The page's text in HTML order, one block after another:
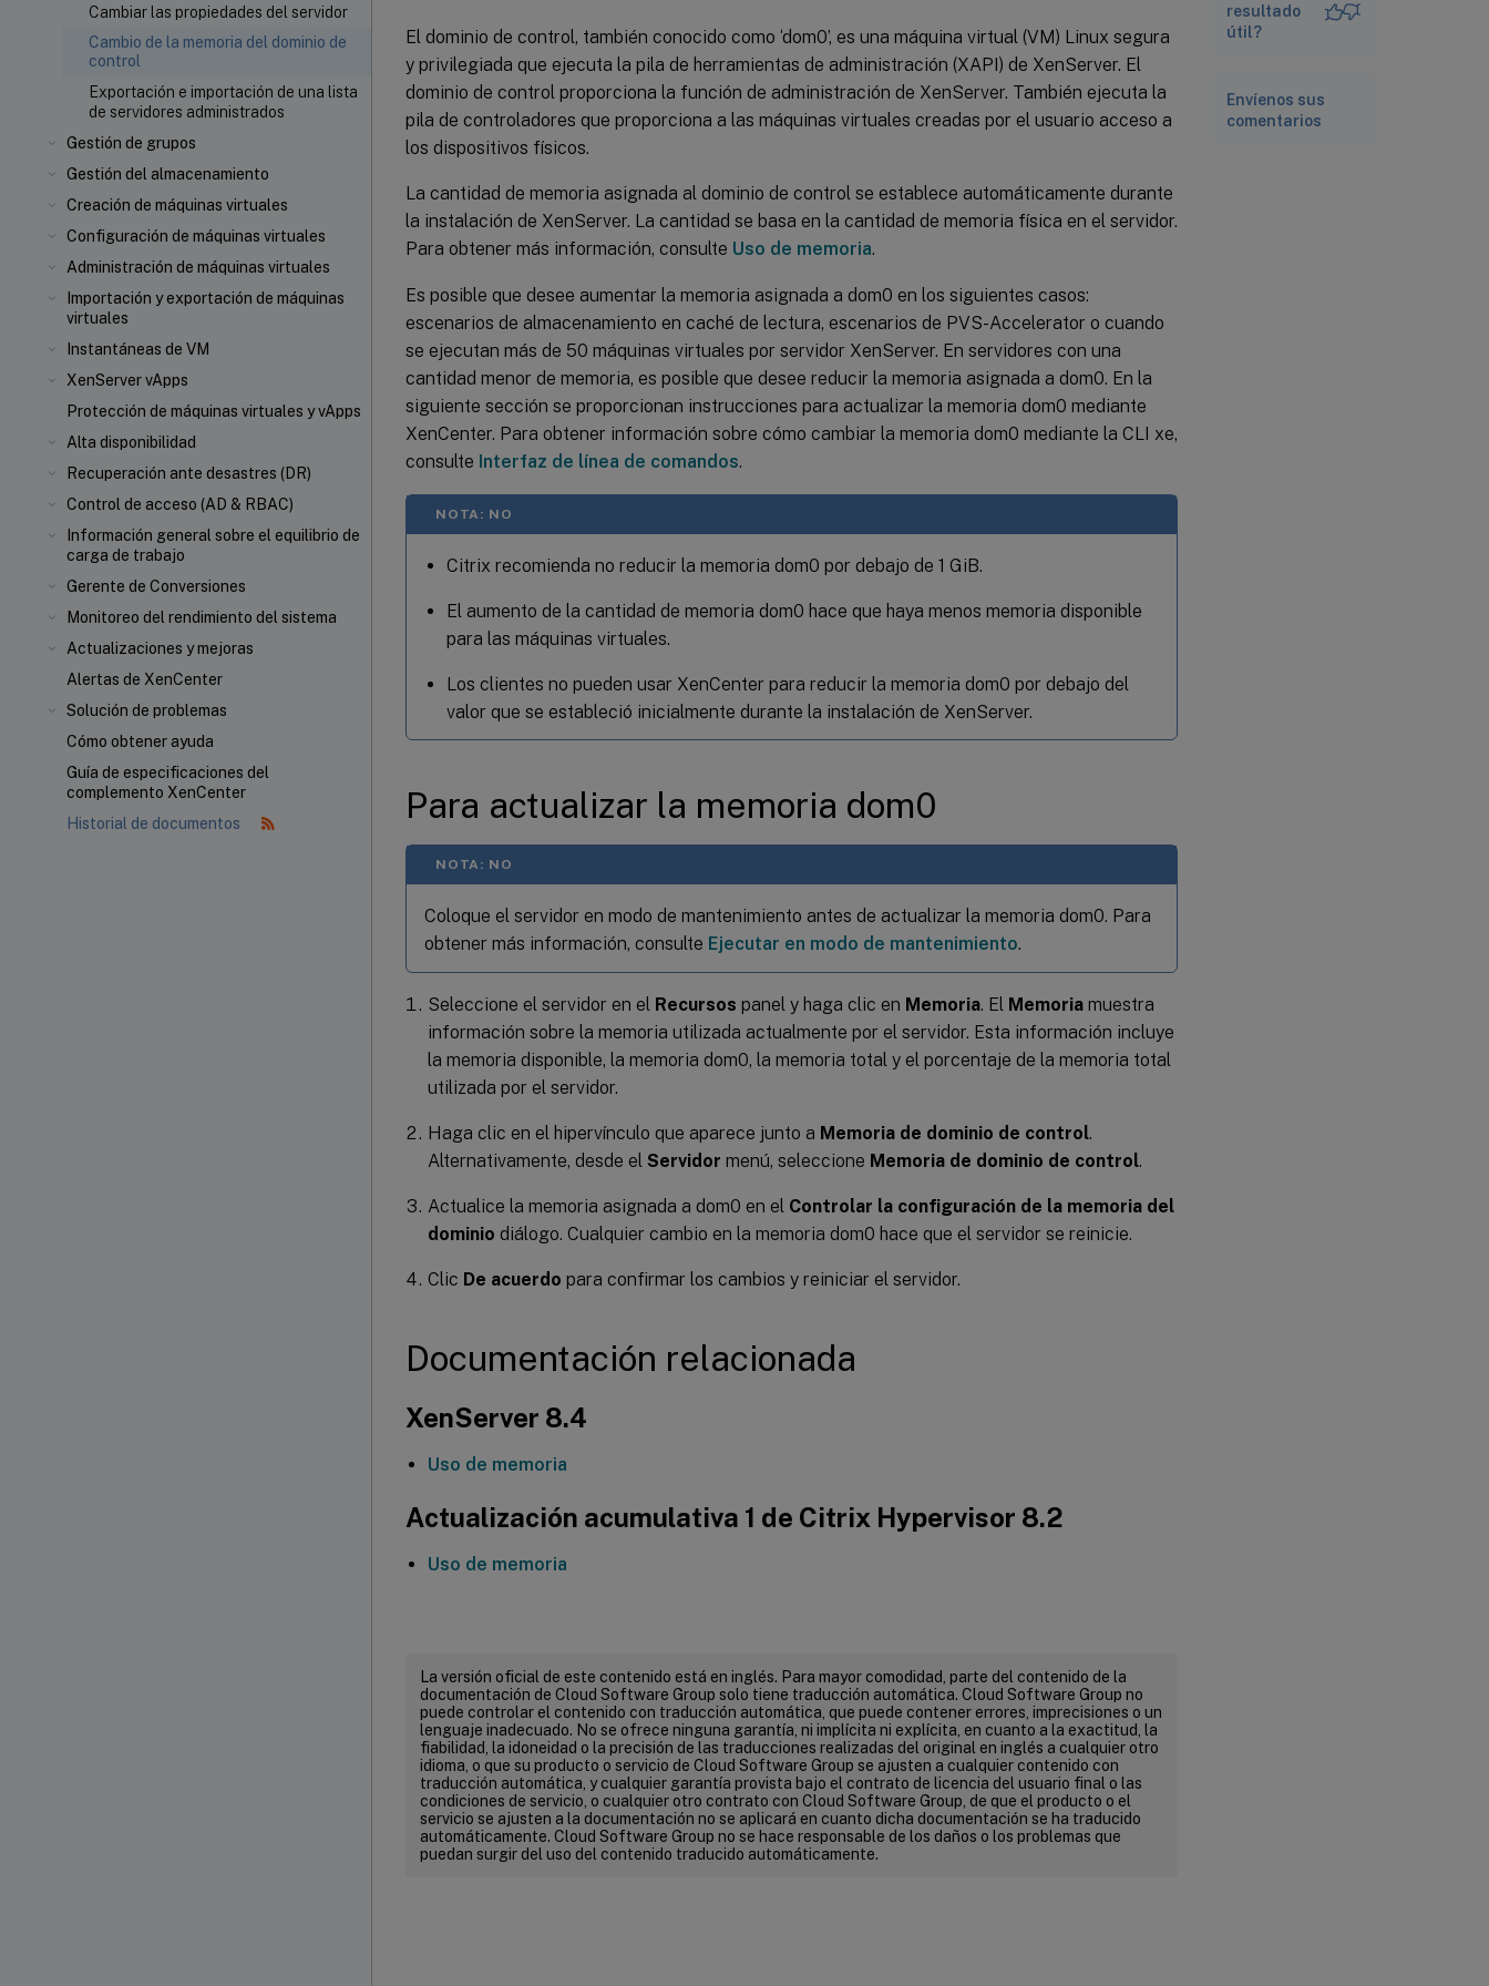
Cambiar las propiedades del servidor
Cambio de la memoria del dominio de
control
Exportación e importación de una lista
de servidores administrados
Gestión de grupos
Gestión del almacenamiento
Creación de máquinas virtuales
Configuración de máquinas virtuales
Administración de máquinas virtuales
Importación y exportación de máquinas
virtuales
Instantáneas de VM
XenServer vApps
Protección de máquinas virtuales y vApps
Alta disponibilidad
Recuperación ante desastres (DR)
Control de acceso (AD & RBAC)
Información general sobre el equilibrio de
carga de trabajo
Gerente de Conversiones
Monitoreo del rendimiento del sistema
Actualizaciones y mejoras
Alertas de XenCenter
Solución de problemas
Cómo obtener ayuda
Guía de especificaciones del
complemento XenCenter
Historial de documentos
El dominio de control, también conocido como ‘dom0’, es una máquina virtual (VM) Linux segura
y privilegiada que ejecuta la pila de herramientas de administración (XAPI) de XenServer. El
dominio de control proporciona la función de administración de XenServer. También ejecuta la
pila de controladores que proporciona a las máquinas virtuales creadas por el usuario acceso a
los dispositivos físicos.
La cantidad de memoria asignada al dominio de control se establece automáticamente durante
la instalación de XenServer. La cantidad se basa en la cantidad de memoria física en el servidor.
Para obtener más información, consulte Uso de memoria.
Es posible que desee aumentar la memoria asignada a dom0 en los siguientes casos:
escenarios de almacenamiento en caché de lectura, escenarios de PVS-Accelerator o cuando
se ejecutan más de 50 máquinas virtuales por servidor XenServer. En servidores con una
cantidad menor de memoria, es posible que desee reducir la memoria asignada a dom0. En la
siguiente sección se proporcionan instrucciones para actualizar la memoria dom0 mediante
XenCenter. Para obtener información sobre cómo cambiar la memoria dom0 mediante la CLI xe,
consulte Interfaz de línea de comandos.
NOTA: NO
Citrix recomienda no reducir la memoria dom0 por debajo de 1 GiB.
El aumento de la cantidad de memoria dom0 hace que haya menos memoria disponible
para las máquinas virtuales.
Los clientes no pueden usar XenCenter para reducir la memoria dom0 por debajo del
valor que se estableció inicialmente durante la instalación de XenServer.
Para actualizar la memoria dom0
NOTA: NO
Coloque el servidor en modo de mantenimiento antes de actualizar la memoria dom0. Para
obtener más información, consulte Ejecutar en modo de mantenimiento.
Seleccione el servidor en el Recursos panel y haga clic en Memoria. El Memoria muestra
información sobre la memoria utilizada actualmente por el servidor. Esta información incluye
la memoria disponible, la memoria dom0, la memoria total y el porcentaje de la memoria total
utilizada por el servidor.
Haga clic en el hipervínculo que aparece junto a Memoria de dominio de control.
Alternativamente, desde el Servidor menú, seleccione Memoria de dominio de control.
Actualice la memoria asignada a dom0 en el Controlar la configuración de la memoria del
dominio diálogo. Cualquier cambio en la memoria dom0 hace que el servidor se reinicie.
Clic De acuerdo para confirmar los cambios y reiniciar el servidor.
Documentación relacionada
XenServer 8.4
Uso de memoria
Actualización acumulativa 1 de Citrix Hypervisor 8.2
Uso de memoria
La versión oficial de este contenido está en inglés. Para mayor comodidad, parte del contenido de la
documentación de Cloud Software Group solo tiene traducción automática. Cloud Software Group no
puede controlar el contenido con traducción automática, que puede contener errores, imprecisiones o un
lenguaje inadecuado. No se ofrece ninguna garantía, ni implícita ni explícita, en cuanto a la exactitud, la
fiabilidad, la idoneidad o la precisión de las traducciones realizadas del original en inglés a cualquier otro
idioma, o que su producto o servicio de Cloud Software Group se ajusten a cualquier contenido con
traducción automática, y cualquier garantía provista bajo el contrato de licencia del usuario final o las
condiciones de servicio, o cualquier otro contrato con Cloud Software Group, de que el producto o el
servicio se ajusten a la documentación no se aplicará en cuanto dicha documentación se ha traducido
automáticamente. Cloud Software Group no se hace responsable de los daños o los problemas que
puedan surgir del uso del contenido traducido automáticamente.
resultado
útil?
Envíenos sus
comentarios